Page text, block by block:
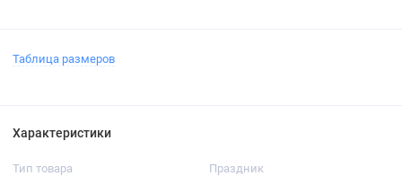
Таблица размеров
Характеристики
Тип товара Праздник